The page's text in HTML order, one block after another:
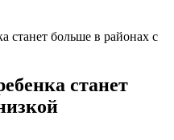
станет больше в районах с
станет